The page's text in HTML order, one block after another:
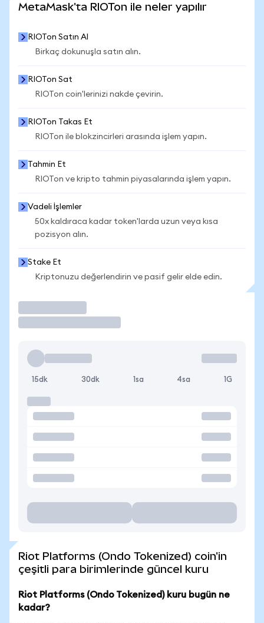
MetaMask'ta RIOTon ile neler yapılır
RIOTon Satın Al
Birkaç dokunuşla satın alın.
RIOTon Sat
RIOTon coin'lerinizi nakde çevirin.
RIOTon Takas Et
RIOTon ile blokzincirleri arasında işlem yapın.
Tahmin Et
RIOTon ve kripto tahmin piyasalarında işlem yapın.
Vadeli İşlemler
50x kaldıraca kadar token'larda uzun veya kısa
pozisyon alın.
Stake Et
Kriptonuzu değerlendirin ve pasif gelir elde edin.
15dk 30dk 1sa 4sa 1G
Riot Platforms (Ondo Tokenized) coin'in
çeşitli para birimlerinde güncel kuru
Riot Platforms (Ondo Tokenized) kuru bugün ne
kadar?